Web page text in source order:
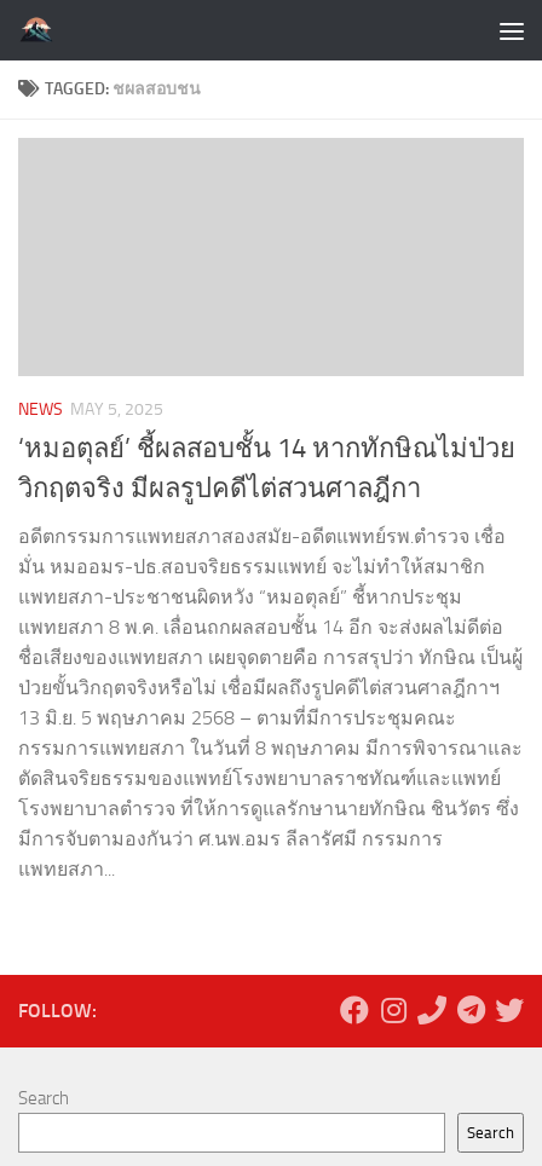
Skip to content
TAGGED: ชผลสอบชน
NEWS MAY 5, 2025
‘หมอตุลย์’ ชี้ผลสอบชั้น 14 หากทักษิณไม่ป่วย
วิกฤตจริง มีผลรูปคดีไต่สวนศาลฎีกา
อดีตกรรมการแพทยสภาสองสมัย-อดีตแพทย์รพ.ตำรวจ เชื่อ
มั่น หมออมร-ปธ.สอบจริยธรรมแพทย์ จะไม่ทำให้สมาชิก
แพทยสภา-ประชาชนผิดหวัง “หมอตุลย์” ชี้หากประชุม
แพทยสภา 8 พ.ค. เลื่อนถกผลสอบชั้น 14 อีก จะส่งผลไม่ดีต่อ
ชื่อเสียงของแพทยสภา เผยจุดตายคือ การสรุปว่า ทักษิณ เป็นผู้
ป่วยขั้นวิกฤตจริงหรือไม่ เชื่อมีผลถึงรูปคดีไต่สวนศาลฎีกาฯ
13 มิ.ย. 5 พฤษภาคม 2568 – ตามที่มีการประชุมคณะ
กรรมการแพทยสภา ในวันที่ 8 พฤษภาคม มีการพิจารณาและ
ตัดสินจริยธรรมของแพทย์โรงพยาบาลราชทัณฑ์และแพทย์
โรงพยาบาลตำรวจ ที่ให้การดูแลรักษานายทักษิณ ชินวัตร ซึ่ง
มีการจับตามองกันว่า ศ.นพ.อมร ลีลารัศมี กรรมการ
แพทยสภา...
FOLLOW:
Search
Search